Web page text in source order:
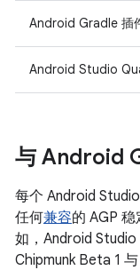
Android Gradle 插
Android Studio
与 Android
每个 Android
任何兼容的 AGP
如，Android
Chipmunk Beta 1